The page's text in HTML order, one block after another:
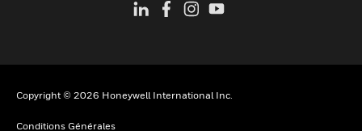
Copyright © 2026 Honeywell International Inc.
Conditions Générales